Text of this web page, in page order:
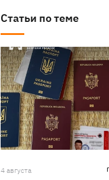
Статьи по теме
4 августа